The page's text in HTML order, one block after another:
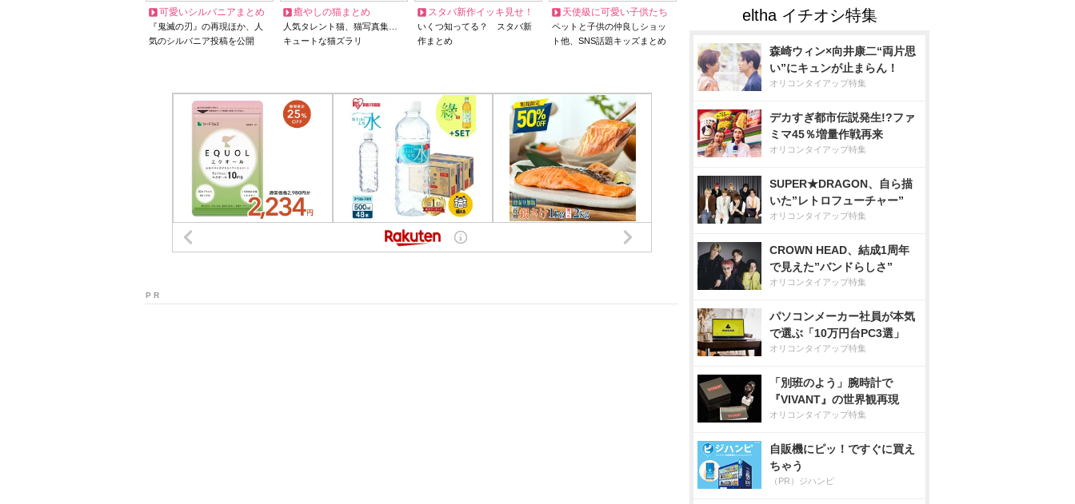
可愛いシルバニアまとめ
『鬼滅の刃』の再現ほか、人
気のシルバニア投稿を公開
癒やしの猫まとめ
人気タレント猫、猫写真集…
キュートな猫ズラリ
スタバ新作イッキ見せ！
いくつ知ってる？ スタバ新
作まとめ
天使級に可愛い子供たち
ペットと子供の仲良しショッ
ト他、SNS話題キッズまとめ
P R
森崎ウィン×向井康二“両片思
い”にキュンが止まらん！
オリコンタイアップ特集
デカすぎ都市伝説発生!?ファ
ミマ45％増量作戦再来
オリコンタイアップ特集
SUPER★DRAGON、自ら描
いた”レトロフューチャー”
オリコンタイアップ特集
CROWN HEAD、結成1周年
で見えた”バンドらしさ”
オリコンタイアップ特集
パソコンメーカー社員が本気
で選ぶ「10万円台PC3選」
オリコンタイアップ特集
「別班のよう」腕時計で
『VIVANT』の世界観再現
オリコンタイアップ特集
自販機にピッ！ですぐに買え
ちゃう
（PR）ジハンピ